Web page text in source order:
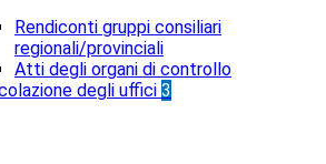
Rendiconti gruppi consiliari
regionali/provinciali
Atti degli organi di controllo
degli uffici 3